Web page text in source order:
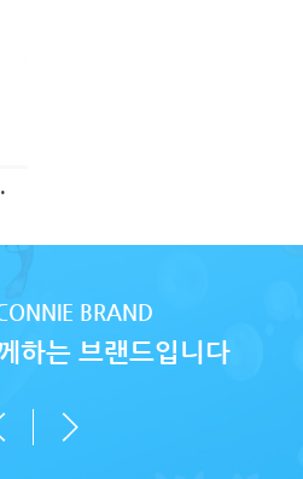
이드
BRAND
하는 브랜드입니다